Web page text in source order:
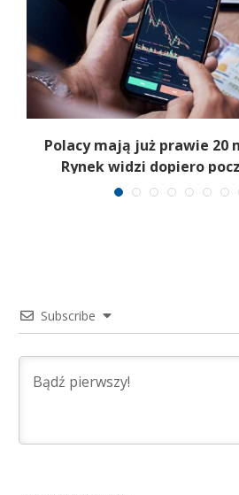
Polacy mają już prawie 20
Rynek widzi dopiero
Subscribe